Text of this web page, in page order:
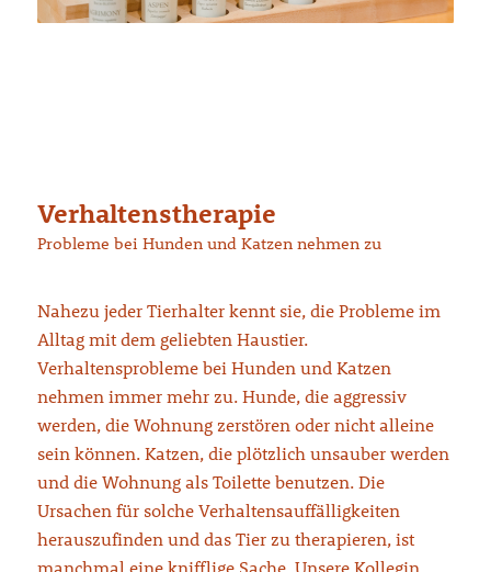
Verhaltenstherapie
Probleme bei Hunden und Katzen nehmen zu
Nahezu jeder Tierhalter kennt sie, die Probleme im
Alltag mit dem geliebten Haustier.
Verhaltensprobleme bei Hunden und Katzen
nehmen immer mehr zu. Hunde, die aggressiv
werden, die Wohnung zerstören oder nicht alleine
sein können. Katzen, die plötzlich unsauber werden
und die Wohnung als Toilette benutzen. Die
Ursachen für solche Verhaltensauffälligkeiten
herauszufinden und das Tier zu therapieren, ist
manchmal eine knifflige Sache. Unsere Kollegin